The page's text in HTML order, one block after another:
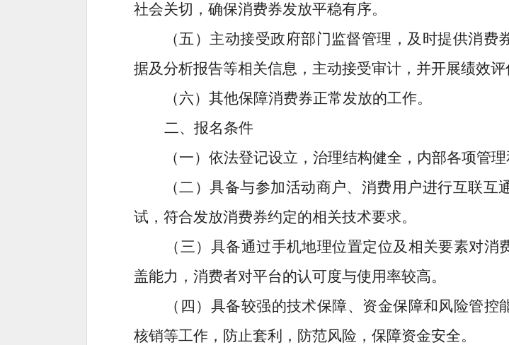
社会关切，确保消费券发放平稳有序。
（五）主动接受政府部门监督管理，及时提供消
据及分析报告等相关信息，主动接受审计，并开展绩效评
（六）其他保障消费券正常发放的工作。
二、报名条件
（一）依法登记设立，治理结构健全，内部各项管理
（二）具备与参加活动商户、消费用户进行互联
试，符合发放消费券约定的相关技术要求。
（三）具备通过手机地理位置定位及相关要素对
盖能力，消费者对平台的认可度与使用率较高。
（四）具备较强的技术保障、资金保障和风险管
核销等工作，防止套利，防范风险，保障资金安全。